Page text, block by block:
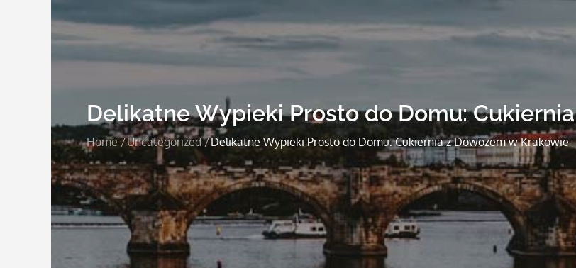
Delikatne Wypieki Prosto do Domu:
Home Uncategorized Delikatne Wypieki Prosto do Domu: Cukiernia z Dowozem w Krakowie